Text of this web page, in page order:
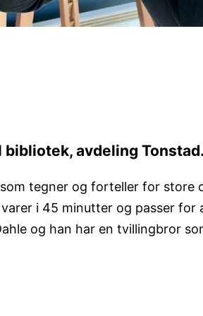
avdeling Tonstad.
tegner og forteller for store
i 45 minutter og passer for
og han har en tvillingbror